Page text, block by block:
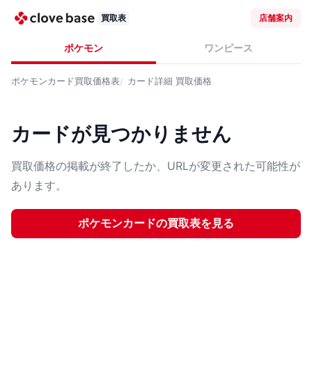
買取表 店舗案内
ポケモン ワンピース
ポケモンカード買取価格表 カード詳細 買取価格
カードが見つかりません
買取価格の掲載が終了したか、URLが変更された可能性が
あります。
ポケモンカードの買取表を見る